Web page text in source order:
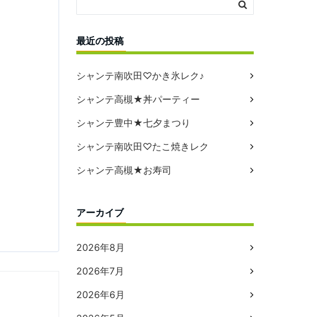
最近の投稿
シャンテ南吹田♡かき氷レク♪
シャンテ高槻★丼パーティー
シャンテ豊中★七夕まつり
シャンテ南吹田♡たこ焼きレク
シャンテ高槻★お寿司
アーカイブ
2026年8月
2026年7月
2026年6月